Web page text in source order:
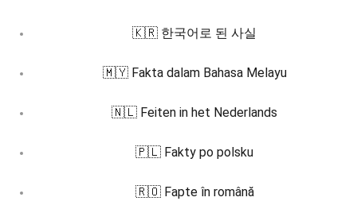
🇰🇷 한국어로 된 사실
🇲🇾 Fakta dalam Bahasa Melayu
🇳🇱 Feiten in het Nederlands
🇵🇱 Fakty po polsku
🇷🇴 Fapte în română